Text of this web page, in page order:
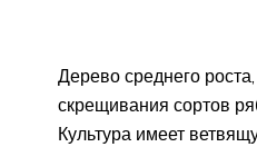
Дерево среднего
скрещивания сортов
Культура имеет